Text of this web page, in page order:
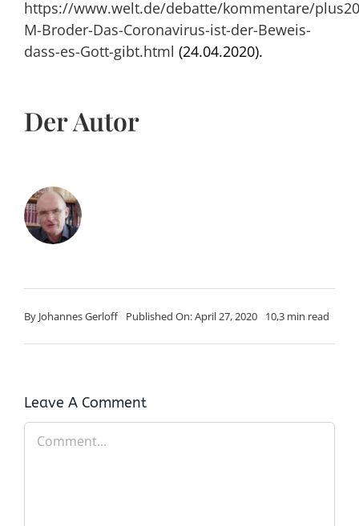
https://www.welt.de/debatte/kommentare/
M-Broder-Das-Coronavirus-ist-der-Beweis-
dass-es-Gott-gibt.html (24.04.2020).
Der Autor
By Johannes Gerloff Published On: April 27, 2020 10,3 min read
Leave A Comment
Comment